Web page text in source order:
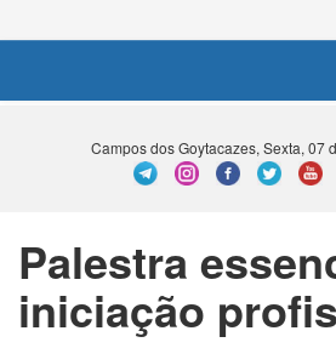
Campos dos Goytacazes, Sexta, 07
Palestra
iniciação